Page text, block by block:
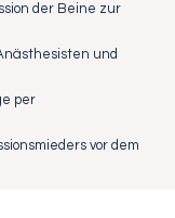
der Beine zur
und
per
vor dem